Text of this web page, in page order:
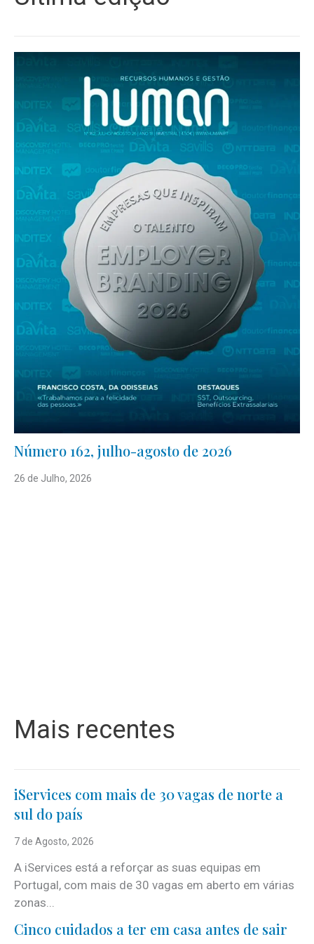
Número 162, julho-agosto de 2026
26 de Julho, 2026
Mais recentes
iServices com mais de 30 vagas de norte a
sul do país
7 de Agosto, 2026
A iServices está a reforçar as suas equipas em
Portugal, com mais de 30 vagas em aberto em várias
zonas...
Cinco cuidados a ter em casa antes de sair